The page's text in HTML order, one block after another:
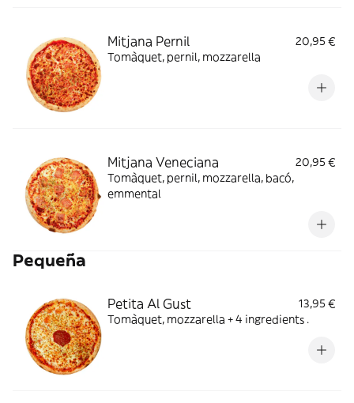
Mitjana Pernil
20,95 €
Tomàquet, pernil, mozzarella
Mitjana Veneciana
20,95 €
Tomàquet, pernil, mozzarella, bacó,
emmental
Pequeña
Petita Al Gust
13,95 €
Tomàquet, mozzarella + 4 ingredients .